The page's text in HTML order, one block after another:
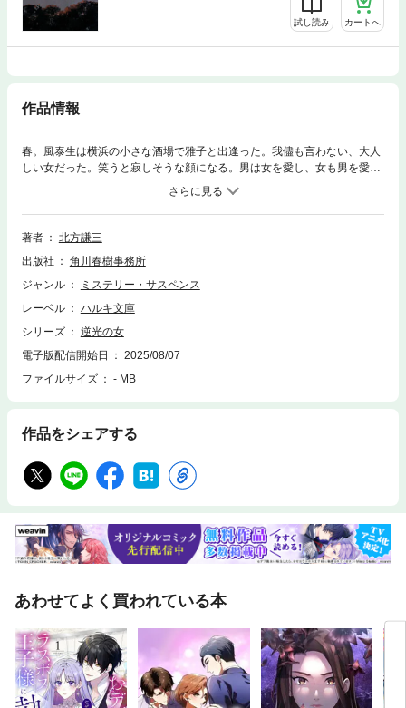
試し読み カートへ
作品情報
春。風泰生は横浜の小さな酒場で雅子と出逢った。我儘も言わない、大人
しい女だった。笑うと寂しそうな顔になる。男は女を愛し、女も男を愛し
た。そして、やがて別れた。それから時が経ち、風のもとに刑事がやって
きた。雅子が殺されたと言う。俺にはもう関係ないと言い聞かせるが、風
の中から雅子の姿は消えなかった……。男と女。それぞれの情念に心が波
打つ。男の叙情と美学が静かに染み入る北方謙三伝説の一冊。（解説・小
著者
北方謙三
出版社
角川春樹事務所
ジャンル
ミステリー・サスペンス
レーベル
ハルキ文庫
シリーズ
逆光の女
電子版配信開始日
2025/08/07
ファイルサイズ
- MB
作品をシェアする
あわせてよく買われている本